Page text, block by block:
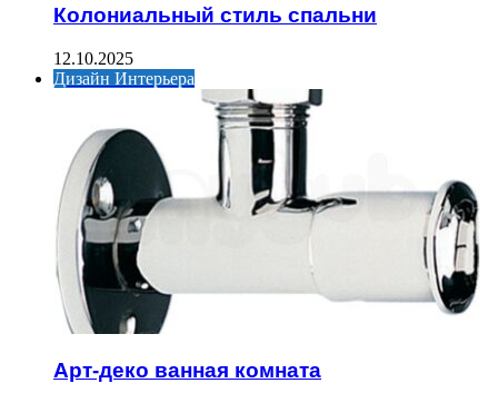
Колониальный стиль спальни
12.10.2025
Дизайн Интерьера
Арт-деко ванная комната